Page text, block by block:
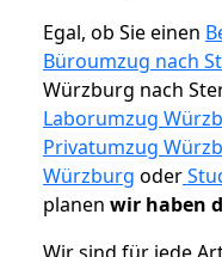
Egal, ob Sie einen
Büroumzug nach
Würzburg nach
Laborumzug
Privatumzug
Würzburg oder
planen wir haben